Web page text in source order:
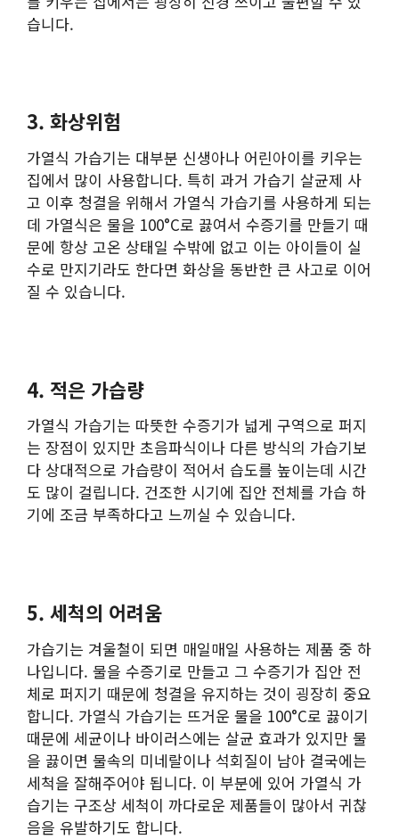
습니다.
3. 화상위험
가열식 가습기는 대부분 신생아나 어린아이를 키우는
집에서 많이 사용합니다. 특히 과거 가습기 살균제 사
고 이후 청결을 위해서 가열식 가습기를 사용하게 되는
데 가열식은 물을 100°C로 끓여서 수증기를 만들기 때
문에 항상 고온 상태일 수밖에 없고 이는 아이들이 실
수로 만지기라도 한다면 화상을 동반한 큰 사고로 이어
질 수 있습니다.
4. 적은 가습량
가열식 가습기는 따뜻한 수증기가 넓게 구역으로 퍼지
는 장점이 있지만 초음파식이나 다른 방식의 가습기보
다 상대적으로 가습량이 적어서 습도를 높이는데 시간
도 많이 걸립니다. 건조한 시기에 집안 전체를 가습 하
기에 조금 부족하다고 느끼실 수 있습니다.
5. 세척의 어려움
가습기는 겨울철이 되면 매일매일 사용하는 제품 중 하
나입니다. 물을 수증기로 만들고 그 수증기가 집안 전
체로 퍼지기 때문에 청결을 유지하는 것이 굉장히 중요
합니다. 가열식 가습기는 뜨거운 물을 100°C로 끓이기
때문에 세균이나 바이러스에는 살균 효과가 있지만 물
을 끓이면 물속의 미네랄이나 석회질이 남아 결국에는
세척을 잘해주어야 됩니다. 이 부분에 있어 가열식 가
습기는 구조상 세척이 까다로운 제품들이 많아서 귀찮
음을 유발하기도 합니다.